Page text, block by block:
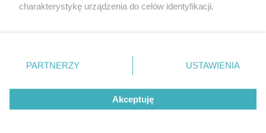
© 2026 Grupa ZPR Media
charakterystykę urządzenia do celów identyfikacji.
zmienić/wycofać klikając przycisk ustawień prywatności
znajdujący się w lewym dolnym rogu strony
rodzaje przetwarzania danych nie wymagają zgody
użytkownika, ale masz prawo sprzeciwić się takiemu
przetwarzaniu. Preferencje będą miały zastosowanie tylko
PARTNERZY USTAWIENIA
Akceptuję